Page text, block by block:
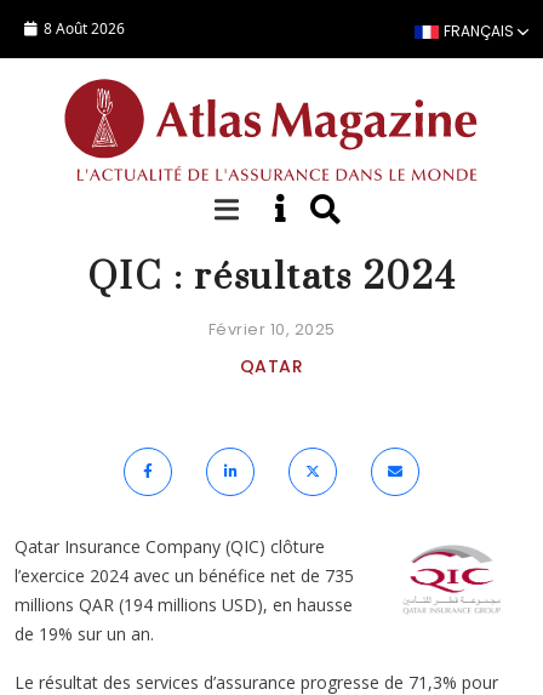
8 Août 2026 FRANÇAIS
ACTUALITÉ
QIC : résultats 2024
Février 10, 2025
QATAR
Qatar Insurance Company (QIC) clôture
l’exercice 2024 avec un bénéfice net de 735
millions QAR (194 millions USD), en hausse
de 19% sur un an.
Le résultat des services d’assurance progresse de 71,3% pour